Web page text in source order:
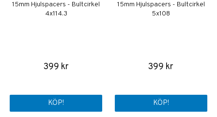
15mm Hjulspacers - Bultcirkel
4x114.3
399 kr
KÖP!
15mm Hjulspacers - Bultcirkel
5x108
399 kr
KÖP!